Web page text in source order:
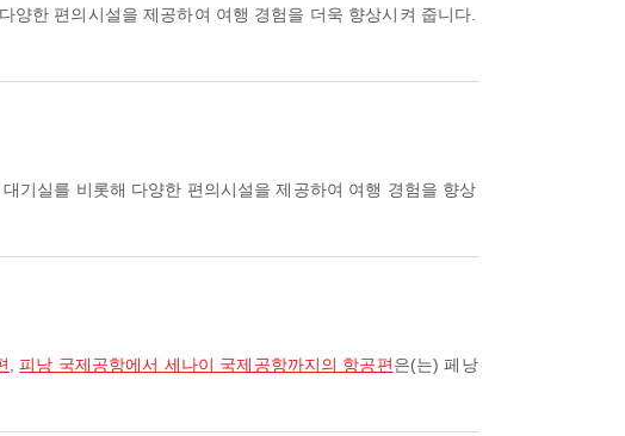
한 편의시설을 제공하여 여행 경험을 더욱 향상시켜 줍니다.
기실를 비롯해 다양한 편의시설을 제공하여 여행 경험을 향상
,피낭 국제공항에서 세나이 국제공항까지의 항공편은(는) 페낭